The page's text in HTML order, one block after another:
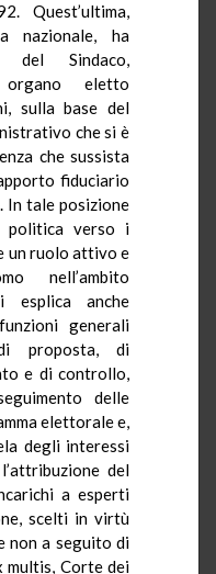
Quest’ultima,
nazionale, ha
Sindaco,
organo eletto
sulla base del
che si è
che sussista
fiduciario
In tale posizione
politica verso i
un ruolo attivo e
nell’ambito
esplica anche
generali
di proposta, di
e di controllo,
delle
elettorale e,
degli interessi
del
a esperti
scelti in virtù
non a seguito di
multis, Corte dei